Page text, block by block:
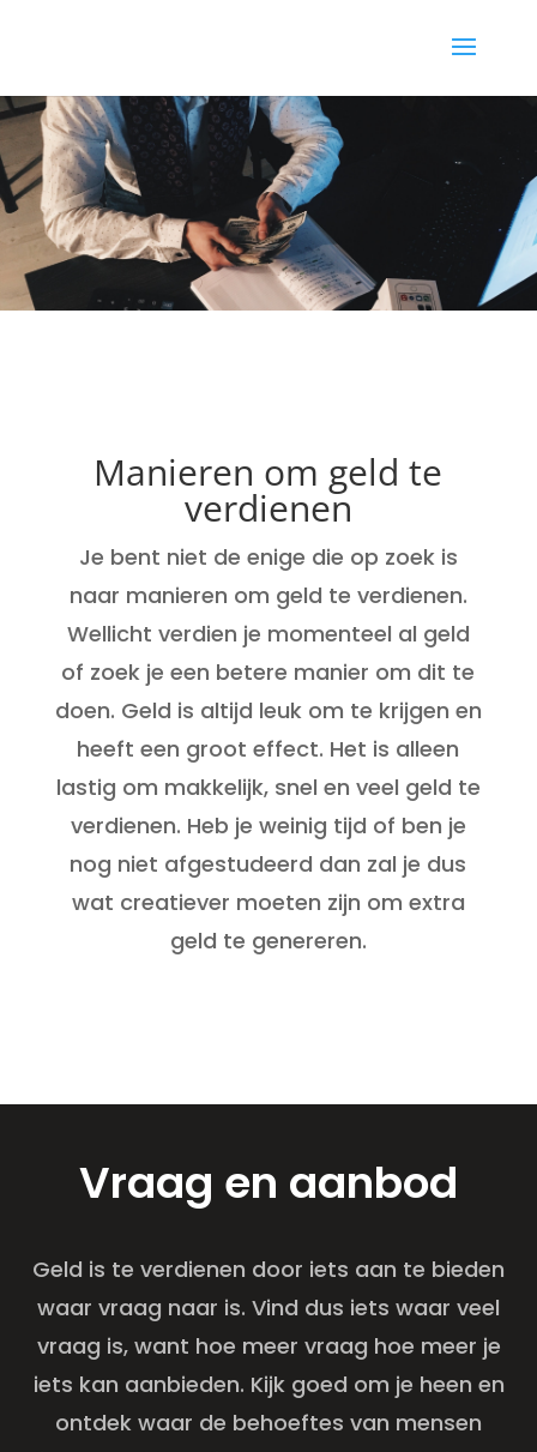
Manieren om geld te
verdienen
Je bent niet de enige die op zoek is
naar manieren om geld te verdienen.
Wellicht verdien je momenteel al geld
of zoek je een betere manier om dit te
doen. Geld is altijd leuk om te krijgen en
heeft een groot effect. Het is alleen
lastig om makkelijk, snel en veel geld te
verdienen. Heb je weinig tijd of ben je
nog niet afgestudeerd dan zal je dus
wat creatiever moeten zijn om extra
geld te genereren.
Vraag en aanbod
Geld is te verdienen door iets aan te bieden
waar vraag naar is. Vind dus iets waar veel
vraag is, want hoe meer vraag hoe meer je
iets kan aanbieden. Kijk goed om je heen en
ontdek waar de behoeftes van mensen